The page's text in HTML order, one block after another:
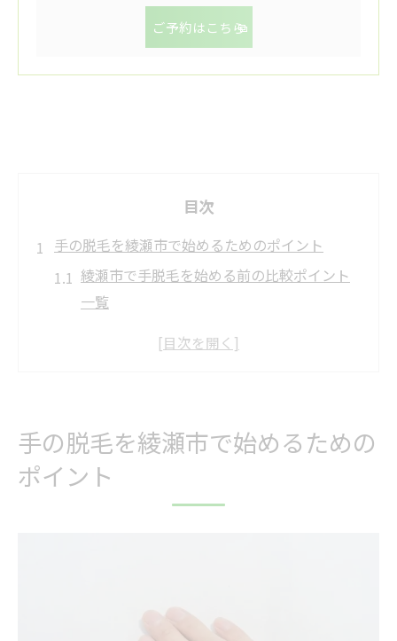
ご予約はこちら
目次
手の脱毛を綾瀬市で始めるためのポイント
綾瀬市で手脱毛を始める前の比較ポイント
一覧
手の脱毛を検討するなら押さえたい基本事
自分に合う脱毛プランを見極めるコツ
最適な脱毛方法は肌質から選ぶのがカギ
肌質別で選べる手の脱毛方法早見表
肌質診断を活かした脱毛の進め方
手の脱毛を綾瀬市で始めるための
ポイント